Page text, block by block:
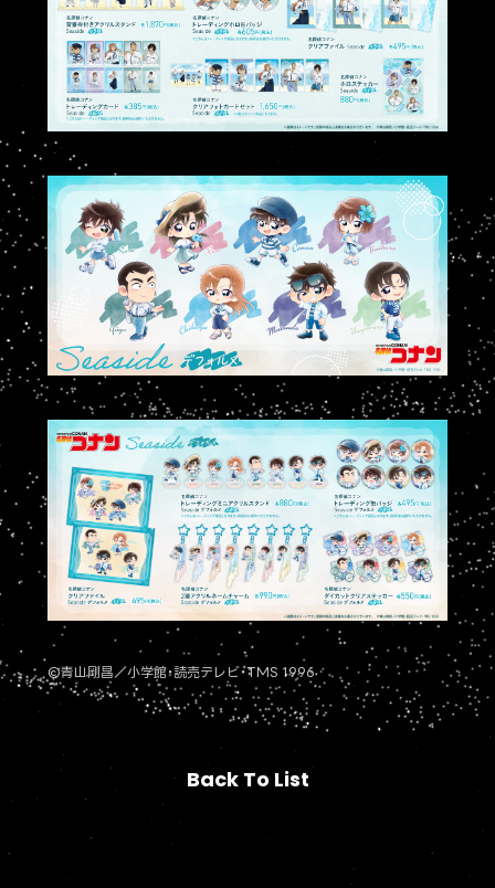
©青山剛昌／小学館・読売テレビ・TMS 1996
Back To List